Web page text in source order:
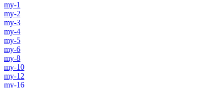
my-1
my-2
my-3
my-4
my-5
my-6
my-8
my-10
my-12
my-16